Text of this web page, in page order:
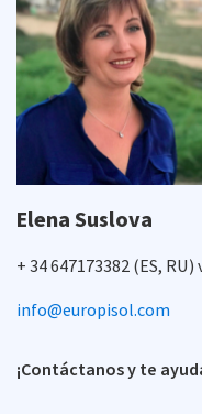
Elena Suslova
+ 34 647173382 (ES,
info@europisol.com
¡Contáctanos y te